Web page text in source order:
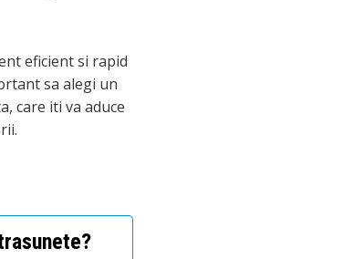
eficient si rapid
sa alegi un
care iti va aduce